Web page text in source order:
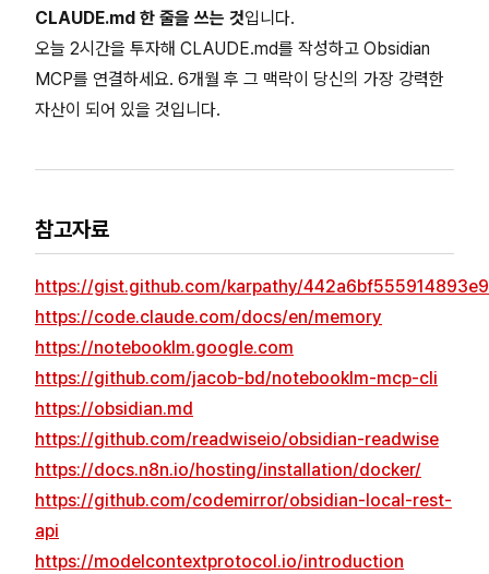
CLAUDE.md 한 줄을 쓰는 것입니다.
오늘 2시간을 투자해 CLAUDE.md를 작성하고 Obsidian
MCP를 연결하세요. 6개월 후 그 맥락이 당신의 가장 강력한
자산이 되어 있을 것입니다.
참고자료
https://gist.github.com/karpathy/
https://code.claude.com/docs/en/memory
https://notebooklm.google.com
https://github.com/jacob-bd/notebooklm-mcp-cli
https://obsidian.md
https://github.com/readwiseio/obsidian-readwise
https://docs.n8n.io/hosting/installation/docker/
https://github.com/codemirror/obsidian-local-rest-
api
https://modelcontextprotocol.io/introduction